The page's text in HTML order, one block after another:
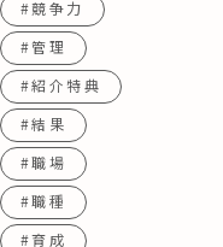
#競争力
#管理
#紹介特典
#結果
#職場
#職種
#育成